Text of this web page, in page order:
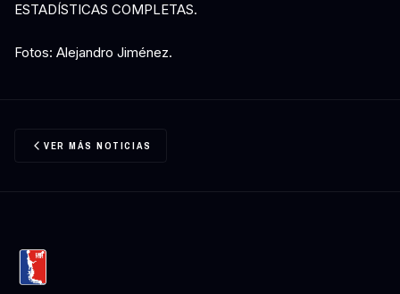
ESTADÍSTICAS COMPLETAS.
Fotos: Alejandro Jiménez.
VER MÁS NOTICIAS